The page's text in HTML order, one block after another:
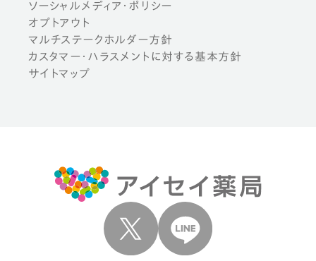
ソーシャルメディア・ポリシー
オプトアウト
マルチステークホルダー方針
カスタマー・ハラスメントに対する基本方針
サイトマップ